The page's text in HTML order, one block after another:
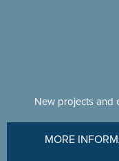
New projects and
MORE